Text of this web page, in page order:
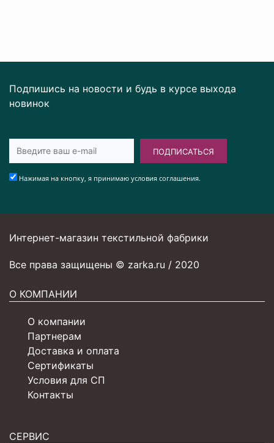
Подпишись на новости и будь в курсе выхода
новинок
ПОДПИСАТЬСЯ
Нажимая на кнопку, я принимаю условия соглашения.
Интернет-магазин текстильной фабрики
Все права защищены © zarka.ru / 2020
О КОМПАНИИ
О компании
Партнерам
Доставка и оплата
Сертификаты
Условия для СП
Контакты
СЕРВИС